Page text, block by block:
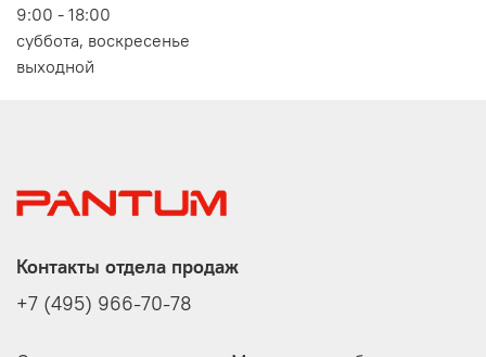
9:00 - 18:00
суббота, воскресенье
выходной
Контакты отдела продаж
+7 (495) 966-70-78